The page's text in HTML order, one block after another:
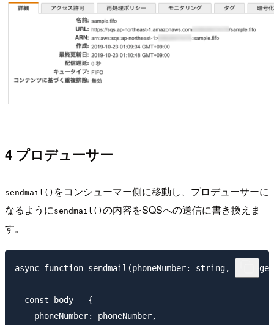
4 プロデューサー
sendmail() をコンシューマー側に移動し、プロデューサーに
なるようにsendmail() の内容をSQSへの送信に書き換えま
す。
async function sendmail(phoneNumber: string,
  const body = {
    phoneNumber: phoneNumber,